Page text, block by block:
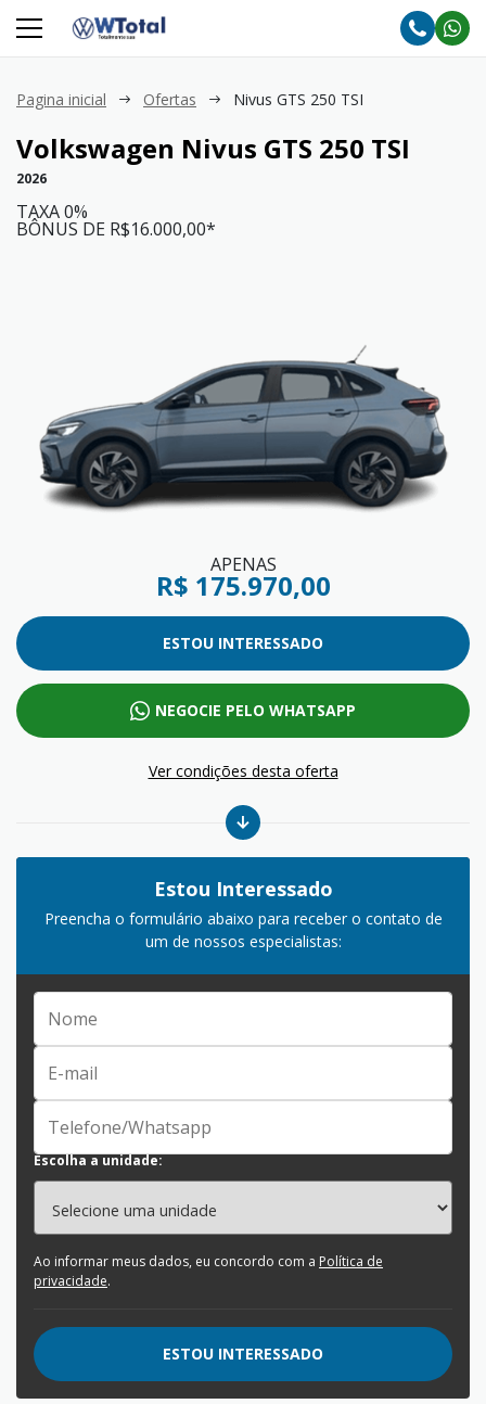
Pagina inicial Ofertas Nivus GTS 250 TSI
Volkswagen Nivus GTS 250 TSI
2026
APENAS
R$ 175.970,00
TAXA 0%
BÔNUS DE R$16.000,00*
ESTOU INTERESSADO
NEGOCIE PELO WHATSAPP
Ver condições desta oferta
Estou Interessado
Preencha o formulário abaixo para receber o contato de
um de nossos especialistas:
Escolha a unidade:
Ao informar meus dados, eu concordo com a Política de
privacidade.
ESTOU INTERESSADO